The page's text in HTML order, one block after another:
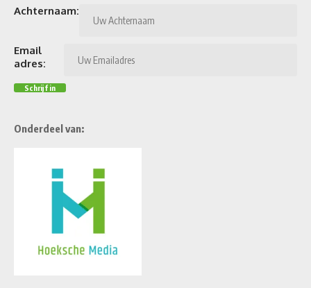
Achternaam:
Email
adres:
Onderdeel van: